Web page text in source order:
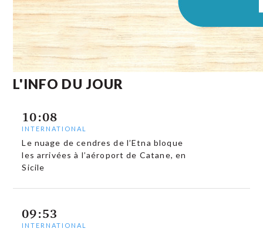
L'INFO DU JOUR
10:08
INTERNATIONAL
Le nuage de cendres de l’Etna bloque
les arrivées à l’aéroport de Catane, en
Sicile
09:53
INTERNATIONAL